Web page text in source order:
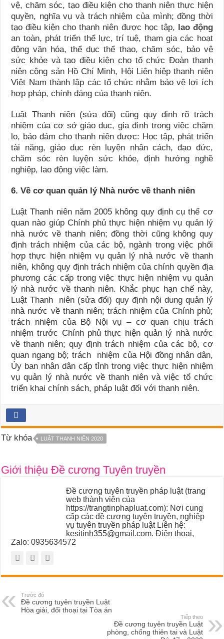
vệ, chăm sóc, tạo điều kiện cho thanh niên thực hiện
quyền, nghĩa vụ và trách nhiệm của mình; đồng thời
tạo điều kiện cho thanh niên được học tập, lao động
an toàn, phát triển thể lực, trí tuệ, tham gia các hoạt
động văn hóa, thể dục thể thao, chăm sóc, bảo vệ
sức khỏe và tạo điều kiện cho tổ chức Đoàn thanh
niên cộng sản Hồ Chí Minh, Hội Liên hiệp thanh niên
Việt Nam thành lập các tổ chức nhằm bảo vệ lợi ích
hợp pháp, chính đáng của thanh niên.
Luật Thanh niên (sửa đổi) cũng quy định rõ trách
nhiệm của cơ sở giáo dục, gia đình trong việc chăm
lo, bảo đảm cho thanh niên được: Học tập, phát triển
tài năng, giáo dục rèn luyện nhân cách, đạo đức,
chăm sóc rèn luyện sức khỏe, định hướng nghề
nghiệp, lao động việc làm.
6. Về cơ quan quản lý Nhà nước về thanh niên
Luật Thanh niên năm 2005 không quy định cụ thể cơ
quan nào giúp Chính phủ thực hiện nhiệm vụ quản lý
nhà nước về thanh niên; đồng thời cũng không quy
định trách nhiệm của các bộ, ngành trong việc phối
hợp thực hiện nhiệm vụ quản lý nhà nước về thanh
niên, không quy định trách nhiệm của chính quyền địa
phương các cấp trong việc thực hiện nhiệm vụ quản
lý nhà nước về thanh niên. Khắc phục hạn chế này,
Luật Thanh niên (sửa đổi) quy định nội dung quản lý
nhà nước về thanh niên; trách nhiệm của Chính phủ;
trách nhiệm của Bộ Nội vụ – cơ quan chịu trách
nhiệm trước Chính phủ thực hiện quản lý nhà nước
về thanh niên; quy định trách nhiệm của các bộ, cơ
quan ngang bộ; trách nhiệm của Hội đồng nhân dân,
Ủy ban nhân dân cấp tỉnh trong việc thực hiện nhiệm
vụ quản lý nhà nước về thanh niên và việc tổ chức
triển khai chính sách, pháp luật đối với thanh niên.
Từ khóa LUẬT THANH NIÊN 2020
Giới thiệu Đề cương Tuyên truyền
Đề cương tuyên truyền pháp luật (trang
web thành viên của
https://trangtinphapluat.com): Nơi cung
cấp các đề cương tuyên truyền, nghiệp
vụ tuyên truyền pháp luật Liên hệ:
kesitinh355@gmail.com. Điện thoại,
Zalo: 0935634572
Trước đó
Đề cương tuyên truyền Luật
Hòa giải, đối thoại tại Tòa án
Tiếp theo
Đề cương tuyên truyền Luật
phòng, chống thiên tai và Luật